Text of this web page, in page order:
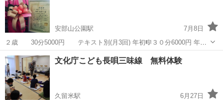
／／／／／／／ 最後...
安部山公園駅
7月8日
２歳 30分5000円 テキスト別(月3回) 年初🎼３０分6000円 年長
🎼 小学生 30分 8000円 中学生🎼1時間9000円 高校生〜9000円 ＋
ソルフェージュ3000円
福岡 北九州市 安部山公園駅 ピアノ 3歳
文化庁こども長唄三味線 無料体験
久留米駅
6月27日